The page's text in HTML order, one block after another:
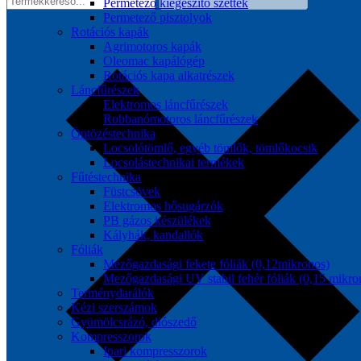
Permetező pisztolyok
Rotációs kapák
Agrimotoros kapák
Oleomac kapálógép
Rotációs kapa alkatrészek
Láncfűrészek
Elektromos láncfűrészek
Robbanómotoros láncfűrészek
Öntözéstechnika
Locsolótömlő, egyéb tömlők, tömlőkocsik
Locsolástechnikai termékek
Fűtéstechnika
Füstcsövek
Elektromos hősugárzók
PB gázos készülékek
Kályhák, kandallók
Fóliák
Mezőgazdasági fekete fóliák (0,12mikronos)
Mezőgazdasági UV stabil fehér fóliák (0,15
Terménydarálók
Kézi szerszámok
Gyümölcsrázó, diószedő
Kompresszorok
Ipari kompresszorok